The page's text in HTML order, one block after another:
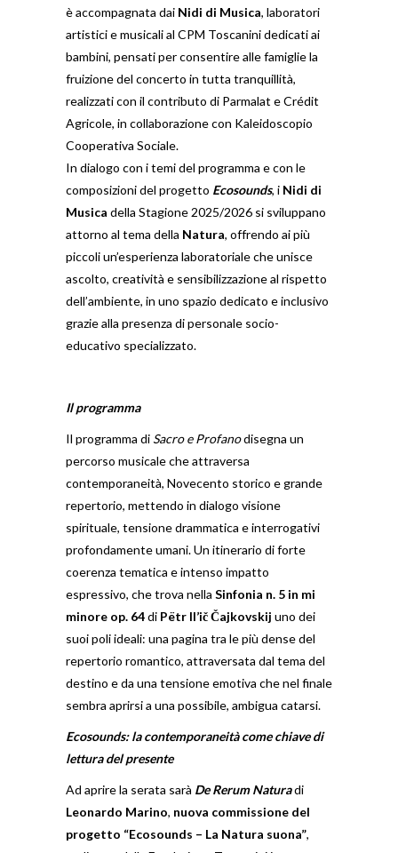
è accompagnata dai Nidi di Musica, laboratori
artistici e musicali al CPM Toscanini dedicati ai
bambini, pensati per consentire alle famiglie la
fruizione del concerto in tutta tranquillità,
realizzati con il contributo di Parmalat e Crédit
Agricole, in collaborazione con Kaleidoscopio
Cooperativa Sociale.
In dialogo con i temi del programma e con le
composizioni del progetto Ecosounds, i Nidi di
Musica della Stagione 2025/2026 si sviluppano
attorno al tema della Natura, offrendo ai più
piccoli un’esperienza laboratoriale che unisce
ascolto, creatività e sensibilizzazione al rispetto
dell’ambiente, in uno spazio dedicato e inclusivo
grazie alla presenza di personale socio-
educativo specializzato.
Il programma
Il programma di Sacro e Profanodisegna un
percorso musicale che attraversa
contemporaneità, Novecento storico e grande
repertorio, mettendo in dialogo visione
spirituale, tensione drammatica e interrogativi
profondamente umani. Un itinerario di forte
coerenza tematica e intenso impatto
espressivo, che trova nella Sinfonia n. 5 in mi
minore op. 64di Pëtr Il’ič Čajkovskij uno dei
suoi poli ideali: una pagina tra le più dense del
repertorio romantico, attraversata dal tema del
destino e da una tensione emotiva che nel finale
sembra aprirsi a una possibile, ambigua catarsi.
Ecosounds: la contemporaneità come chiave di
lettura del presente
Ad aprire la serata sarà De Rerum Naturadi
Leonardo Marino, nuova commissione del
progetto “Ecosounds – La Natura suona”,